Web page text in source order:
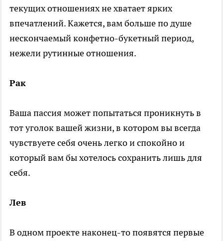
текущих отношениях не хватает ярких
впечатлений. Кажется, вам больше по душе
нескончаемый конфетно-букетный период,
нежели рутинные отношения.
Рак
Ваша пассия может попытаться проникнуть в
тот уголок вашей жизни, в котором вы всегда
чувствуете себя очень легко и спокойно и
который вам бы хотелось сохранить лишь для
себя.
Лев
В одном проекте наконец-то появятся первые